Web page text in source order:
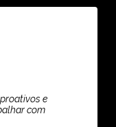
e
com